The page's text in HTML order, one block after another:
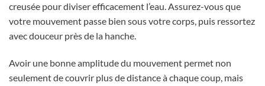
creusée pour diviser efficacement l’eau. Assurez-vous que
votre mouvement passe bien sous votre corps, puis ressortez
avec douceur près de la hanche.
Avoir une bonne amplitude du mouvement permet non
seulement de couvrir plus de distance à chaque coup, mais